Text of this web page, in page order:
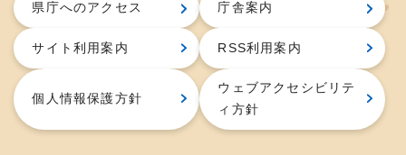
県庁へのアクセス 庁舎案内
サイト利用案内 RSS利用案内
個人情報保護方針
ウェブアクセシビリテ
ィ方針